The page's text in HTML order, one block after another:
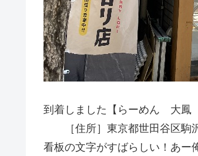
到着しました【らーめん 大鳳
［住所］東京都世田谷区駒沢
看板の文字がすばらしい！あー